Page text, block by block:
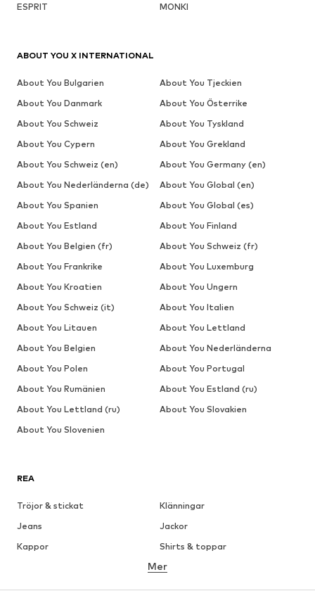
ESPRIT
MONKI
REA
Tröjor & stickat
Klänningar
Jeans
Jackor
Kappor
Shirts & toppar
Underkläder
Mer
ABOUT YOU X INTERNATIONAL
About You Bulgarien
About You Tjeckien
About You Danmark
About You Österrike
About You Schweiz
About You Tyskland
About You Cypern
About You Grekland
About You Schweiz (en)
About You Germany (en)
About You Nederländerna (de)
About You Global (en)
About You Spanien
About You Global (es)
About You Estland
About You Finland
About You Belgien (fr)
About You Schweiz (fr)
About You Frankrike
About You Luxemburg
About You Kroatien
About You Ungern
About You Schweiz (it)
About You Italien
About You Litauen
About You Lettland
About You Belgien
About You Nederländerna
About You Polen
About You Portugal
About You Rumänien
About You Estland (ru)
About You Lettland (ru)
About You Slovakien
About You Slovenien